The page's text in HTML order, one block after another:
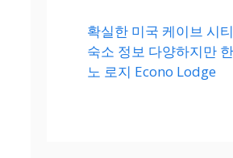
확실한 미국 케이브 시
숙소 정보 다양하지만
노 로지 Econo Lodge